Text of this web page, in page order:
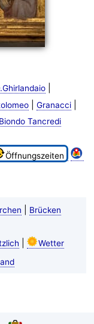
|
| Granacci|
Biondo Tancredi
Öffnungszeiten
Brücken
Wetter